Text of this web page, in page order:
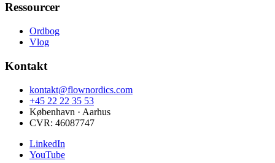
Ressourcer
Ordbog
Vlog
Kontakt
kontakt@flownordics.com
+45 22 22 35 53
København · Aarhus
CVR: 46087747
LinkedIn
YouTube